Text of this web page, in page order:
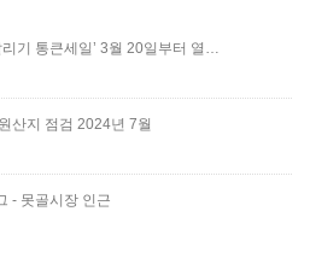
기 통큰세일’ 3월 20일부터 열…
산지 점검 2024년 7월
- 못골시장 인근